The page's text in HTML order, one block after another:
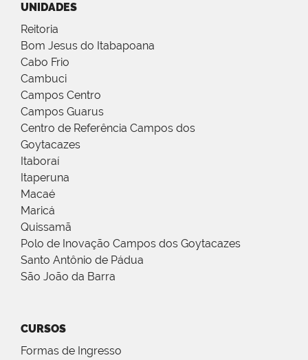
UNIDADES
Reitoria
Bom Jesus do Itabapoana
Cabo Frio
Cambuci
Campos Centro
Campos Guarus
Centro de Referência Campos dos
Goytacazes
Itaboraí
Itaperuna
Macaé
Maricá
Quissamã
Polo de Inovação Campos dos Goytacazes
Santo Antônio de Pádua
São João da Barra
CURSOS
Formas de Ingresso